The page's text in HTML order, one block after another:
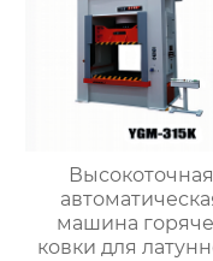
Высокоточная
машина
ковки для